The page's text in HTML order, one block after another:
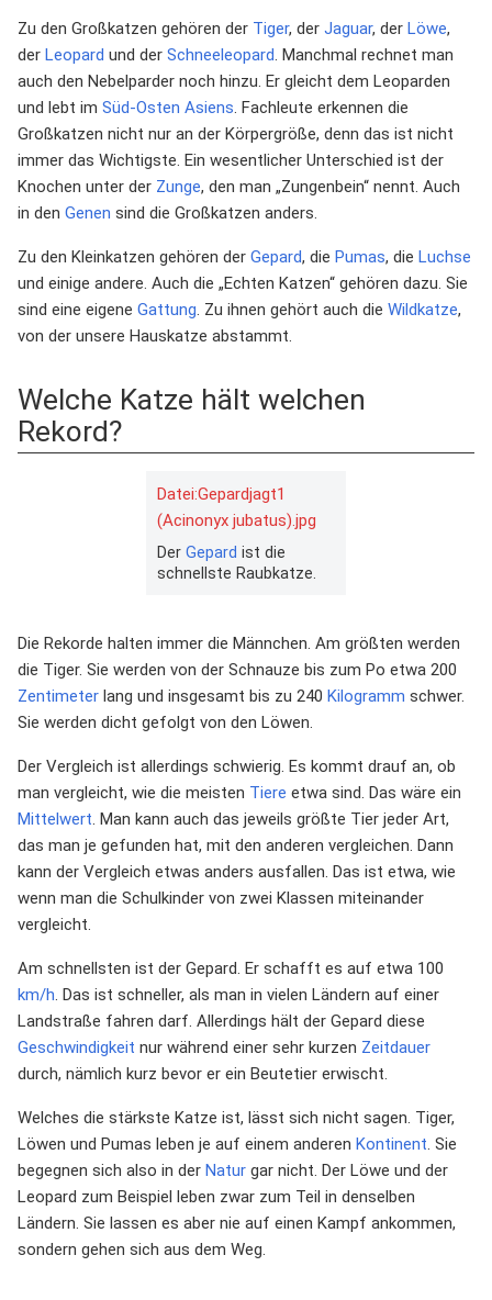
Zu den Großkatzen gehören der Tiger, der Jaguar, der Löwe,
der Leopard und der Schneeleopard . Manchmal rechnet man
auch den Nebelparder noch hinzu. Er gleicht dem Leoparden
und lebt im Süd-Osten Asiens . Fachleute erkennen die
Großkatzen nicht nur an der Körpergröße, denn das ist nicht
immer das Wichtigste. Ein wesentlicher Unterschied ist der
Knochen unter der Zunge, den man „Zungenbein“ nennt. Auch
in den Genen sind die Großkatzen anders.
Zu den Kleinkatzen gehören der Gepard, die Pumas, die Luchse
und einige andere. Auch die „Echten Katzen“ gehören dazu. Sie
sind eine eigene Gattung . Zu ihnen gehört auch die Wildkatze,
von der unsere Hauskatze abstammt.
Welche Katze hält welchen
Rekord?
Datei:Gepardjagt1
(Acinonyx jubatus).jpg
Der Gepard ist die
schnellste Raubkatze.
Die Rekorde halten immer die Männchen. Am größten werden
die Tiger. Sie werden von der Schnauze bis zum Po etwa 200
Zentimeter lang und insgesamt bis zu 240 Kilogramm schwer.
Sie werden dicht gefolgt von den Löwen.
Der Vergleich ist allerdings schwierig. Es kommt drauf an, ob
man vergleicht, wie die meisten Tiere etwa sind. Das wäre ein
Mittelwert. Man kann auch das jeweils größte Tier jeder Art,
das man je gefunden hat, mit den anderen vergleichen. Dann
kann der Vergleich etwas anders ausfallen. Das ist etwa, wie
wenn man die Schulkinder von zwei Klassen miteinander
vergleicht.
Am schnellsten ist der Gepard. Er schafft es auf etwa 100
km/h. Das ist schneller, als man in vielen Ländern auf einer
Landstraße fahren darf. Allerdings hält der Gepard diese
Geschwindigkeit nur während einer sehr kurzen Zeitdauer
durch, nämlich kurz bevor er ein Beutetier erwischt.
Welches die stärkste Katze ist, lässt sich nicht sagen. Tiger,
Löwen und Pumas leben je auf einem anderen Kontinent. Sie
begegnen sich also in der Natur gar nicht. Der Löwe und der
Leopard zum Beispiel leben zwar zum Teil in denselben
Ländern. Sie lassen es aber nie auf einen Kampf ankommen,
sondern gehen sich aus dem Weg.